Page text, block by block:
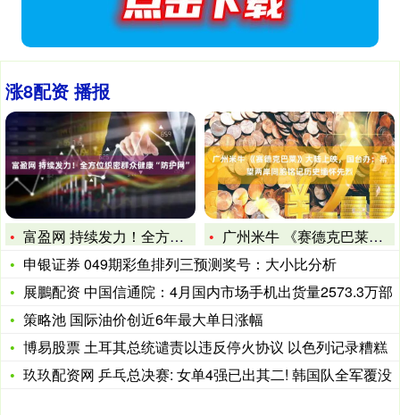
涨8配资 播报
富盈网 持续发力！全方位织密群众健康“防护网”
广州米牛 《赛德克巴莱》大陆上映，国台办：希望两岸同胞铭记历
申银证券 049期彩鱼排列三预测奖号：大小比分析
展鵬配资 中国信通院：4月国内市场手机出货量2573.3万部
策略池 国际油价创近6年最大单日涨幅
博易股票 土耳其总统谴责以违反停火协议 以色列记录糟糕
玖玖配资网 乒乓总决赛: 女单4强已出其二! 韩国队全军覆没